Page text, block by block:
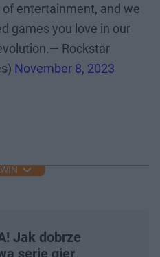
entertainment, and we
games you love in our
Rockstar
November 8, 2023
Jak dobrze
serię gier